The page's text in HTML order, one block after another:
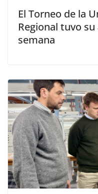
El Torneo de la
Regional tuvo
semana